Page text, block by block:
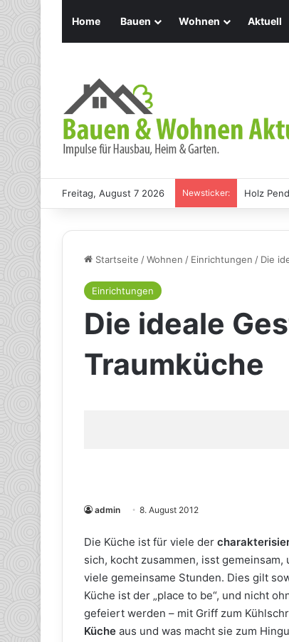
Home Bauen Wohnen Aktuell
Freitag, August 7 2026 Newsticker: Holz
Startseite /Wohnen / Einrichtungen / Die
Einrichtungen
Die ideale
Traumküche
admin 8. August 2012
Die Küche ist für viele der
sich, kocht zusammen, isst
viele gemeinsame Stunden. Dies gilt
Küche ist der „place to be“, und nicht
gefeiert werden – mit Griff zum
Küche aus und was macht sie zum